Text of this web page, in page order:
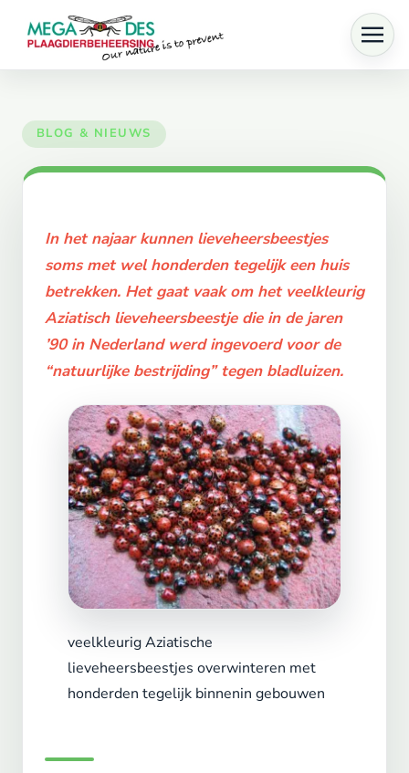
Skip to main content
In het najaar kunnen lieveheersbeestjes
soms met wel honderden tegelijk een huis
betrekken. Het gaat vaak om het veelkleurig
Aziatisch lieveheersbeestje die in de jaren
’90 in Nederland werd ingevoerd voor de
“natuurlijke bestrijding” tegen bladluizen.
veelkleurig Aziatische
lieveheersbeestjes overwinteren met
honderden tegelijk binnenin gebouwen